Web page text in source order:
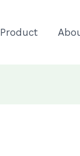
Product